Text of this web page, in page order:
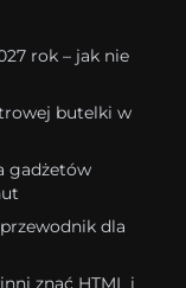
rok – jak nie
butelki w
gadżetów
dla
znać HTML i